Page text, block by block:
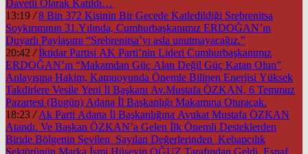
Davetli Olarak Katıldı…
13:19 / 8 Bin 372 Kişinin Bir Gecede Katledildiği Srebrenitsa
Soykırımının 31.Yılında, Cumhurbaşkanımız ERDOĞAN’ın
Duyarlı Paylaşımı “Srebrenitsa’yı asla unutmayacağız.”
20:42 / İktidar Partisi AK Parti’nin Lideri Cumhurbaşkanımız
ERDOĞAN’ın “Makamdan Güç Alan Değil Güç Katan Olun”
Anlayışına Hakim, Kamuoyunda Önemle Bilinen Enerjisi Yüksek
Takdirlere Vesile Yeni İl Başkanı Av.Mustafa ÖZKAN, 6 Temmuz
Pazartesi (Bugün) Adana İl Başkanlığı Makamına Oturacak.
18:23 / Ak Parti Adana İl Başkanlığına Avukat Mustafa ÖZKAN
Atandı. Ve Başkan ÖZKAN’a Gelen İlk Önemli Desteklerden
Biride Bölgenin Sevilen Sayılan Değerlerinden Kebapçılık
Sektörünün Marka İsmi Hüseyin OĞUZ Tarafından Geldi. Esnaf